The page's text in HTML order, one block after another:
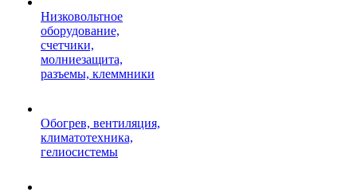
Низковольтное
оборудование,
счетчики,
молниезащита,
разъемы, клеммники
Обогрев, вентиляция,
климатотехника,
гелиосистемы